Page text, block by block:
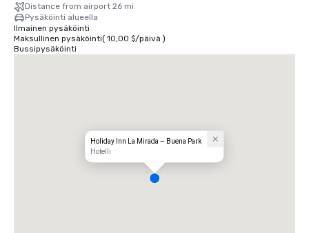
Distance from airport 26 mi
Pysäköinti alueella
Ilmainen pysäköinti
Maksullinen pysäköinti( 10,00 $/päivä )
Bussipysäköinti
Holiday Inn La Mirada – Buena Park
Hotelli